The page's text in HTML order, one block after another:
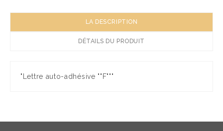
LA DESCRIPTION
DÉTAILS DU PRODUIT
"Lettre auto-adhésive ""F"""